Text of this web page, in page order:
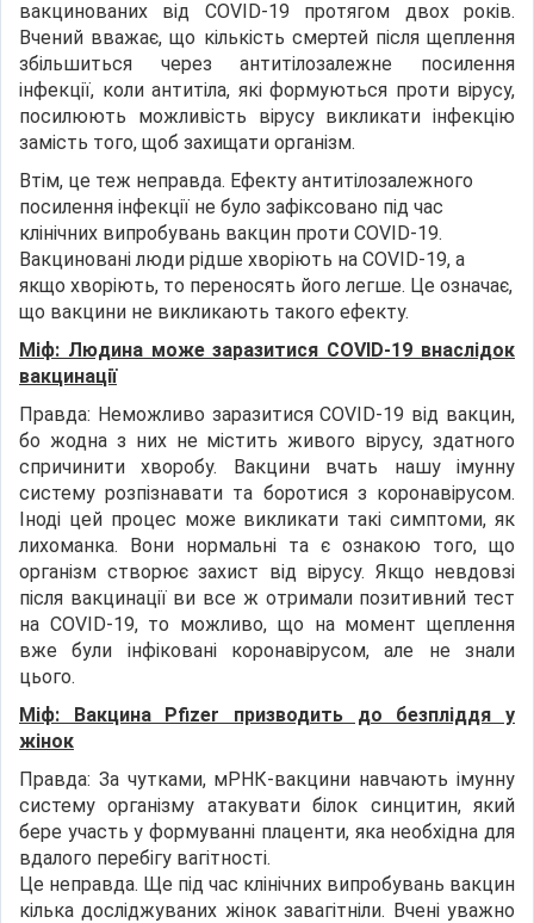
вакцинованих від COVID-19 протягом двох років.
Вчений вважає, що кількість смертей після щеплення
збільшиться через антитілозалежне посилення
інфекції, коли антитіла, які формуються проти вірусу,
посилюють можливість вірусу викликати інфекцію
замість того, щоб захищати організм.
Втім, це теж неправда. Ефекту антитілозалежного
посилення інфекції не було зафіксовано під час
клінічних випробувань вакцин проти COVID-19.
Вакциновані люди рідше хворіють на COVID-19, а
якщо хворіють, то переносять його легше. Це означає,
що вакцини не викликають такого ефекту.
Міф: Людина може заразитися COVID-19 внаслідок
вакцинації
Правда: Неможливо заразитися COVID-19 від вакцин,
бо жодна з них не містить живого вірусу, здатного
спричинити хворобу. Вакцини вчать нашу імунну
систему розпізнавати та боротися з коронавірусом.
Іноді цей процес може викликати такі симптоми, як
лихоманка. Вони нормальні та є ознакою того, що
організм створює захист від вірусу. Якщо невдовзі
після вакцинації ви все ж отримали позитивний тест
на COVID-19, то можливо, що на момент щеплення
вже були інфіковані коронавірусом, але не знали
цього.
Міф: Вакцина Pfizer призводить до безпліддя у
жінок
Правда: За чутками, мРНК-вакцини навчають імунну
систему організму атакувати білок синцитин, який
бере участь у формуванні плаценти, яка необхідна для
вдалого перебігу вагітності.
Це неправда. Ще під час клінічних випробувань вакцин
кілька досліджуваних жінок завагітніли. Вчені уважно